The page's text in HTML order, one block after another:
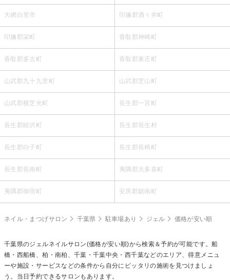
大網白里市 印旛郡酒々井町
印旛郡栄町 香取郡神崎町
香取郡多古町 香取郡東庄町
山武郡九十九里町 山武郡芝山町
山武郡横芝光町 長生郡一宮町
長生郡睦沢町 長生郡長生村
長生郡白子町 長生郡長柄町
長生郡長南町 夷隅郡大多喜町
夷隅郡御宿町 安房郡鋸南町
ネイル・まつげサロン 千葉県 駐車場あり ジェル 価格が安い順
千葉県のジェルネイルサロン(価格が安い順)から検索＆予約が可能です。船
橋・西船橋、柏・南柏、千葉・千葉中央・西千葉などのエリア、得意メニュ
ーや施設・サービスなどの条件から自分にピッタリの施術を見つけましょ
う。当日予約できるサロンもあります。